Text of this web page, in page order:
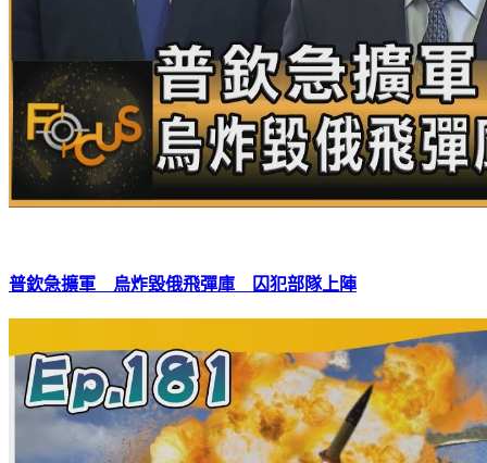
普欽急擴軍 烏炸毀俄飛彈庫 囚犯部隊上陣